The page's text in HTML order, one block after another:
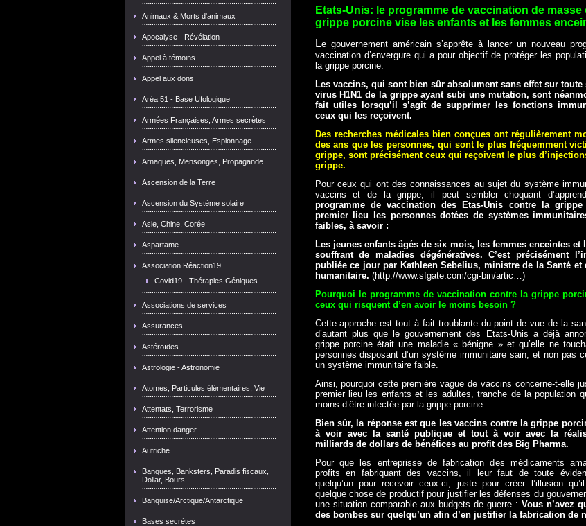
Animaux & Morts d'animaux
Apocalyse - Révélation
Appel à témoins
Appel aux dons
Aréa 51 - Base Ufologique
Armées Françaises, Armes secrètes
Armes silencieuses, Espionnage
Arnaques, Mensonges, Propagande
Ascension de la Terre
Ascension du Système solaire
Asie, Chine, Corée
Aspartame
Association Réaction19
Covid19 - Thérapies Géniques
Associations de services
Assurances
Astéroïdes
Astrologie - Astronomie
Atomes, Particules élémentaires, Vie
Attentats, Terrorisme
Attention danger
Autriche
Banques, Banksters, Paradis fiscaux,
Dollar, Bours
Banquise/Arctique/Antarctique
Bases secrètes
Etats-Unis: le programme de vaccination de masse
grippe porcine vise les enfants et les femmes
Le gouvernement américain s’apprête à lancer un nouveau
vaccination d’envergure qui a pour objectif de protéger les
la grippe porcine.
Les vaccins, qui sont bien sûr absolument sans effet sur toute
virus H1N1 de la grippe ayant subi une mutation, sont
fait utiles lorsqu’il s’agit de supprimer les fonctions
ceux qui les reçoivent.
Des recherches médicales bien conçues ont régulièrement
des ans que les personnes, qui sont le plus fréquemment
grippe, sont précisément ceux qui reçoivent le plus
grippe.
Pour ceux qui ont des connaissances au sujet du système
vaccins et de la grippe, il peut sembler choquant
programme de vaccination des Etas-Unis contre la
premier lieu les personnes dotées de systèmes
faibles, à savoir :
Les jeunes enfants âgés de six mois, les femmes enceintes et
souffrant de maladies dégénératives. C’est précisément
publiée ce jour par Kathleen Sebelius, ministre de la Santé et
humanitaire. (http://www.sfgate.com/cgi-bin/artic…)
Pourquoi le programme de vaccination contre la grippe
ceux qui risquent d’en avoir le moins besoin ?
Cette approche est tout à fait troublante du point de vue de la
d’autant plus que le gouvernement des Etats-Unis a déjà
grippe porcine était une maladie « bénigne » et qu’elle ne
personnes disposant d’un système immunitaire sain, et non pas
un système immunitaire faible.
Ainsi, pourquoi cette première vague de vaccins concerne-t-elle
premier lieu les enfants et les adultes, tranche de la population
moins d’être infectée par la grippe porcine.
Bien sûr, la réponse est que les vaccins contre la grippe
à voir avec la santé publique et tout à voir avec la
milliards de dollars de bénéfices au profit des Big Pharma.
Pour que les entreprisse de fabrication des médicaments
profits en fabriquant des vaccins, il leur faut de toute
quelqu’un pour recevoir ceux-ci, juste pour créer l’illusion
quelque chose de productif pour justifier les défenses du
une situation comparable aux budgets de guerre : Vous n’avez
des bombes sur quelqu’un afin d’en justifier la fabrication de